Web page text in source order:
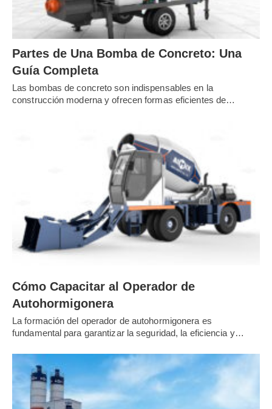
una fábrica, una carretera, un puente, una presa, un
planta de asfalto, planta de concreto, autohormigonera,
Por favor, indíquenos la fecha estimada de inicio de su
requisitoso expectativas específicos (por
proyecto, voltaje, clima, etc.).
Si está interesado en convertirse en nuestro
saber.
Partes de Una Bomba de Concreto: Una
Guía Completa
Las bombas de concreto son indispensables en la
construcción moderna y ofrecen formas eficientes de…
Cómo Capacitar al Operador de
Autohormigonera
La formación del operador de autohormigonera es
fundamental para garantizar la seguridad, la eficiencia y…